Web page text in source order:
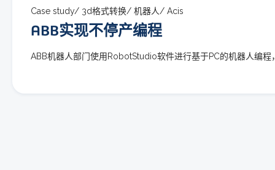
Case study/ 3d格式转换/ 机器人/ Acis
ABB实现不停产编程
ABB机器人部门使用RobotStudio软件进行基于PC的机器人编程